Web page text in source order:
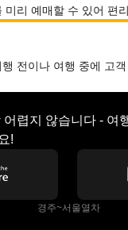
미리 예매할 수 있어 편
전이나 여행 중에 고
렵지 않습니다 - 여
!
경주~서울열차